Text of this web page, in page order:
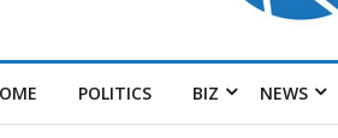
POLITICS BIZ NEWS